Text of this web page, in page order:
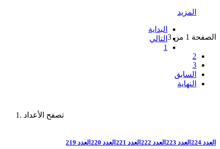
المزيد
الصفحة 1 من 3
البداية
التالي
1
2
3
السابق
النهاية
تصفح الأعداد
العدد 224 العدد 223 العدد 222 العدد 221 العدد 220 العدد 219